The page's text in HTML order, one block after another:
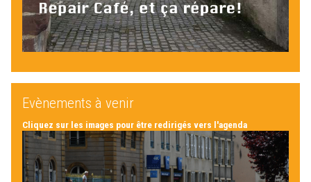
Evènements à venir
Cliquez sur les images pour être redirigés vers l'agenda